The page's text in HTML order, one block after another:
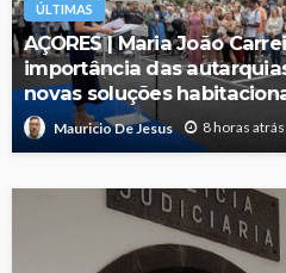
ÚLTIMAS
AÇORES | Maria João
importância das
novas soluções
Mauricio De Jesus 8 horas atrás